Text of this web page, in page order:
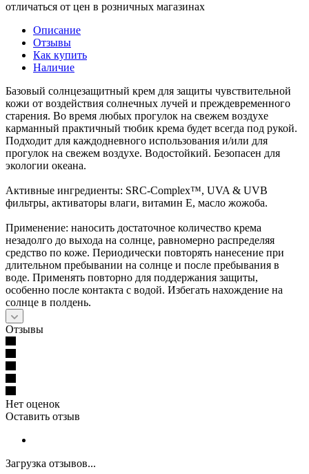
отличаться от цен в розничных магазинах
Описание
Отзывы
Как купить
Наличие
Базовый солнцезащитный крем для защиты чувствительной
кожи от воздействия солнечных лучей и преждевременного
старения. Во время любых прогулок на свежем воздухе
карманный практичный тюбик крема будет всегда под рукой.
Подходит для каждодневного использования и/или для
прогулок на свежем воздухе. Водостойкий. Безопасен для
экологии океана.
Активные ингредиенты: SRC-Complex™, UVA & UVB
фильтры, активаторы влаги, витамин Е, масло жожоба.
Применение: наносить достаточное количество крема
незадолго до выхода на солнце, равномерно распределяя
средство по коже. Периодически повторять нанесение при
длительном пребывании на солнце и после пребывания в
воде. Применять повторно для поддержания защиты,
особенно после контакта с водой. Избегать нахождение на
солнце в полдень.
Отзывы
Нет оценок
Оставить отзыв
Загрузка отзывов...